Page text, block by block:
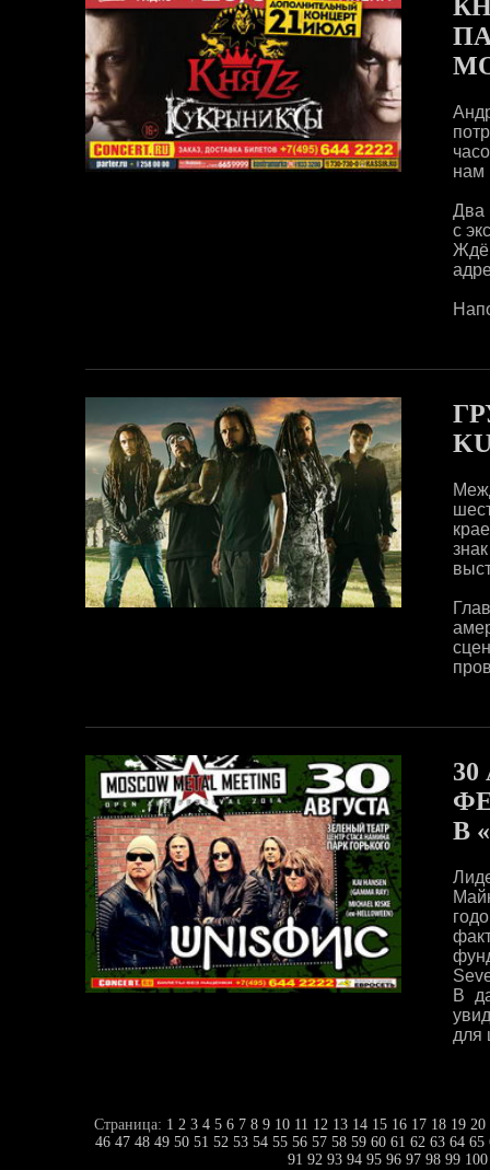
нам
Два
с
В
В
для
Страница: 1 2 3 4 5 6 7 8 9 10 11 12 13 14 15 16 17 18 19 20
46 47 48 49 50 51 52 53 54 55 56 57 58 59 60 61 62 63 64 65
91 92 93 94 95 96 97 98 99 100